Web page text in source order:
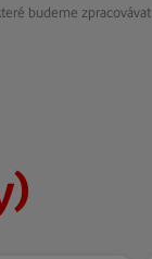
budeme zpracovávat